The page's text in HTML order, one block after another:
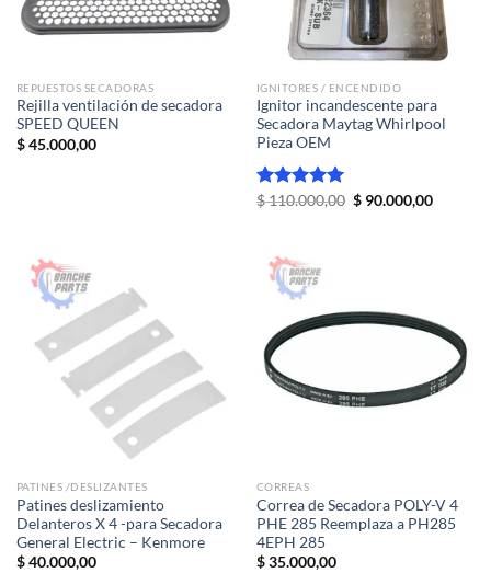
REPUESTOS SECADORAS
Rejilla ventilación de secadora
SPEED QUEEN
$45.000,00
IGNITORES / ENCENDIDO
Ignitor incandescente para
Secadora Maytag Whirlpool
Pieza OEM
Valorado
$110.000,00 El
$90.000,00El
PATINES /DESLIZANTES
Patines deslizamiento
Delanteros X 4 -para Secadora
General Electric – Kenmore
$40.000,00
CORREAS
Correa de Secadora POLY-V 4
PHE 285 Reemplaza a PH285
4EPH 285
$35.000,00